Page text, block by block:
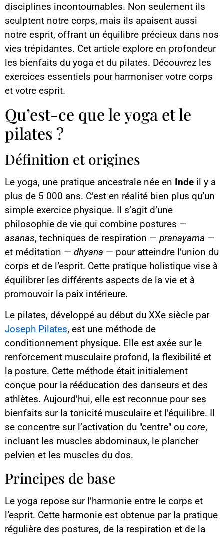
disciplines incontournables. Non seulement ils
sculptent notre corps, mais ils apaisent aussi
notre esprit, offrant un équilibre précieux dans nos
vies trépidantes. Cet article explore en profondeur
les bienfaits du yoga et du pilates. Découvrez les
exercices essentiels pour harmoniser votre corps
et votre esprit.
Qu’est-ce que le yoga et le
pilates ?
Définition et origines
Le yoga, une pratique ancestrale née en Inde il y a
plus de 5 000 ans. C’est en réalité bien plus qu’un
simple exercice physique. Il s’agit d’une
philosophie de vie qui combine postures —
asanas, techniques de respiration — pranayama —
et méditation — dhyana — pour atteindre l’union du
corps et de l’esprit. Cette pratique holistique vise à
équilibrer les différents aspects de la vie et à
promouvoir la paix intérieure.
Le pilates, développé au début du XXe siècle par
Joseph Pilates, est une méthode de
conditionnement physique. Elle est axée sur le
renforcement musculaire profond, la flexibilité et
la posture. Cette méthode était initialement
conçue pour la rééducation des danseurs et des
athlètes. Aujourd’hui, elle est reconnue pour ses
bienfaits sur la tonicité musculaire et l’équilibre. Il
se concentre sur l’activation du "centre" ou core,
incluant les muscles abdominaux, le plancher
pelvien et les muscles du dos.
Principes de base
Le yoga repose sur l’harmonie entre le corps et
l’esprit. Cette harmonie est obtenue par la pratique
régulière des postures, de la respiration et de la